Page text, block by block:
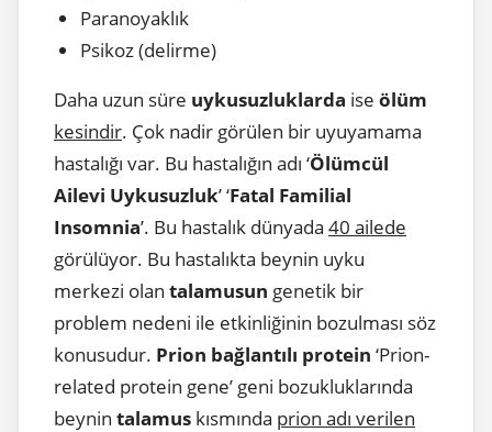
Paranoyaklık
Psikoz (delirme)
Daha uzun süre uykusuzluklarda ise ölüm
kesindir. Çok nadir görülen bir uyuyamama
hastalığı var. Bu hastalığın adı ‘Ölümcül
Ailevi Uykusuzluk’ ‘Fatal Familial
Insomnia’. Bu hastalık dünyada 40 ailede
görülüyor. Bu hastalıkta beynin uyku
merkezi olan talamusun genetik bir
problem nedeni ile etkinliğinin bozulması söz
konusudur. Prion bağlantılı protein ‘Prion-
related protein gene’ geni bozukluklarında
beynin talamus kısmında prion adı verilen